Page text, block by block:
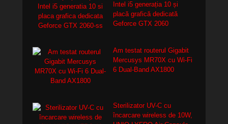
Intel i5 generația 10 și
placă grafică dedicată
Geforce GTX 2060
Am testat routerul Gigabit
Mercusys MR70X cu Wi-Fi
6 Dual-Band AX1800
Sterilizator UV-C cu
încarcare wireless de 10W,